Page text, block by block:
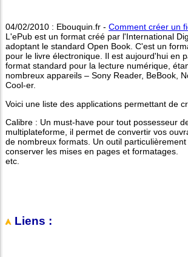
04/02/2010 : Ebouquin.fr - Comment créer un
L'ePub est un format créé par l'International
adoptant le standard Open Book. C'est un
pour le livre électronique. Il est aujourd'hui en
format standard pour la lecture numérique,
nombreux appareils – Sony Reader, BeBook,
Cool-er.
Voici une liste des applications permettant de
Calibre : Un must-have pour tout possesseur
multiplateforme, il permet de convertir vos
de nombreux formats. Un outil
conserver les mises en pages et formatages.
etc.
Liens :